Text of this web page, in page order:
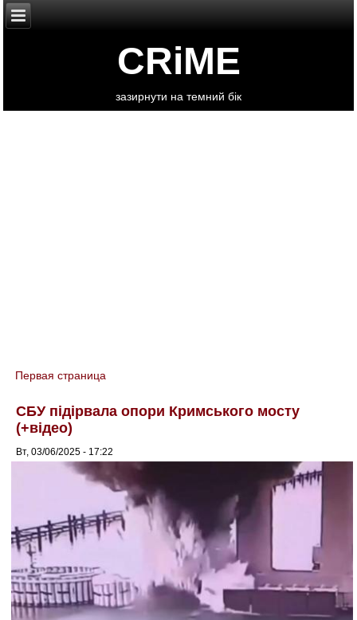
CRiME
зазирнути на темний бік
You are here
Первая страница
СБУ підірвала опори Кримського мосту
(+відео)
Вт, 03/06/2025 - 17:22